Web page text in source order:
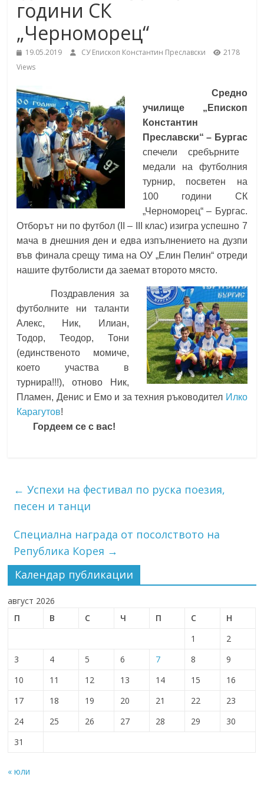
under the Erasmus+ Programme in
Malaga, Spain
School,
Burgas
училище
"Епископ
Константин
Преславски"
Бургас
години СК
„Черноморец“
19.05.2019 СУ Епископ Константин Преславски
2178
Views
Средно
училище „Епископ
Константин
Преславски“ – Бургас
спечели сребърните
медали на футболния
турнир, посветен на
100 години СК
„Черноморец“ – Бургас.
Отборът ни по футбол (II – III клас) изигра успешно 7
мача в днешния ден и едва изпълнението на дузпи
във финала срещу тима на ОУ „Елин Пелин“ отреди
нашите футболисти да заемат второто място.
Поздравления за
футболните ни таланти
Алекс, Ник, Илиан,
Тодор, Теодор, Тони
(единственото момиче,
което участва в
турнира!!!), отново Ник,
Пламен, Денис и Емо и за техния ръководител Илко
Карагутов!
Гордеем се с вас!
← Успехи на фестивал по руска поезия,
песен и танци
Специална награда от посолството на
Република Корея →
Календар публикации
август 2026
П
В С Ч П С
Н
1
2
3
4 5 6 7 8
9
10
11 12 13 14 15
16
17
18 19 20 21 22
23
24
25 26 27 28 29
30
31
« юли